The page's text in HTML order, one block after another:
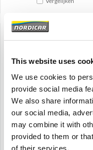
This website uses
We use cookies to
provide social media
We also share
our social media,
may combine it with
provided to them or
of their services.
Richtingaanwijzer B-stijl
rechts Fix light 1250
gebruikt Volvo 444 H-K
1954-1956 79779
444 H-K 1954-1956